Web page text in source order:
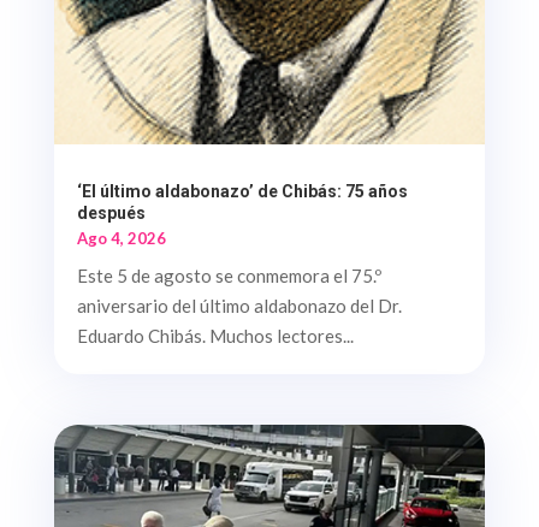
‘El último aldabonazo’ de Chibás: 75 años
después
Ago 4, 2026
Este 5 de agosto se conmemora el 75.º
aniversario del último aldabonazo del Dr.
Eduardo Chibás. Muchos lectores...